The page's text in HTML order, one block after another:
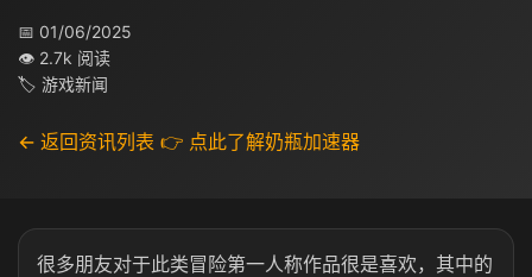
📅 01/06/2025
👁 2.7k 阅读
🏷 游戏新闻
← 返回资讯列表 👉 点此了解奶瓶加速器
很多朋友对于此类冒险第一人称作品很是喜欢，其中的